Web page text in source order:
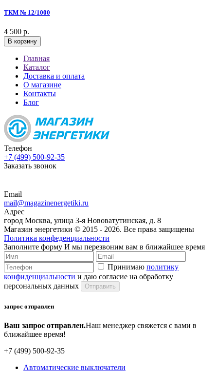
ТКМ № 12/1000
4 500 р.
В корзину
Главная
Каталог
Доставка и оплата
О магазине
Контакты
Блог
Телефон
+7 (499) 500-92-35
Заказать звонок
Email
mail@magazinenergetiki.ru
Адрес
город Москва, улица 3-я Нововатутинская, д. 8
Магазин энергетики © 2015 - 2026. Все права защищены
Политика конфеденциальности
Заполните форму И мы перезвоним вам в ближайшее время
Принимаю политику
конфиденциальности и даю согласие на обработку
персональных данных
запрос отправлен
Ваш запрос отправлен.Наш менеджер свяжется с вами в
ближайшее время!
+7 (499) 500-92-35
Автоматические выключатели